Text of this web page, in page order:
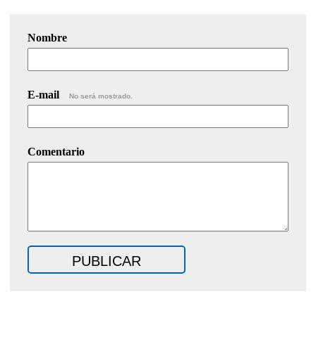
Nombre
E-mail No será mostrado.
Comentario